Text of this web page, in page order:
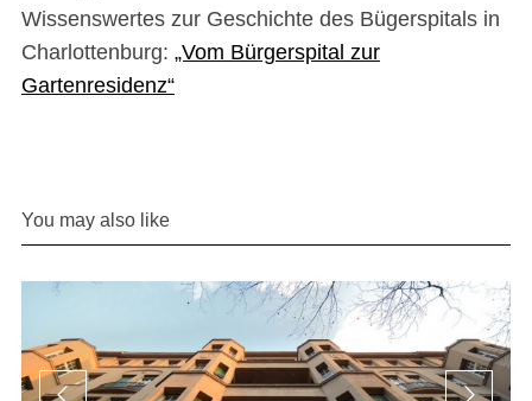
Wissenswertes zur Geschichte des Bügerspitals in
Charlottenburg: „Vom Bürgerspital zur
Gartenresidenz“
You may also like